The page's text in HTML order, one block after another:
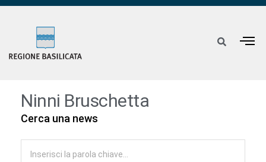
Ninni Bruschetta
Cerca una news